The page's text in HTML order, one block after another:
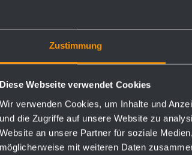
Zustimmung
Diese Webseite verwendet Cookies
Wir verwenden Cookies, um Inhalte und
und die Zugriffe auf unsere Website zu
Website an unsere Partner für soziale
möglicherweise mit weiteren Daten
768656
768656-HGL
768656-RAL